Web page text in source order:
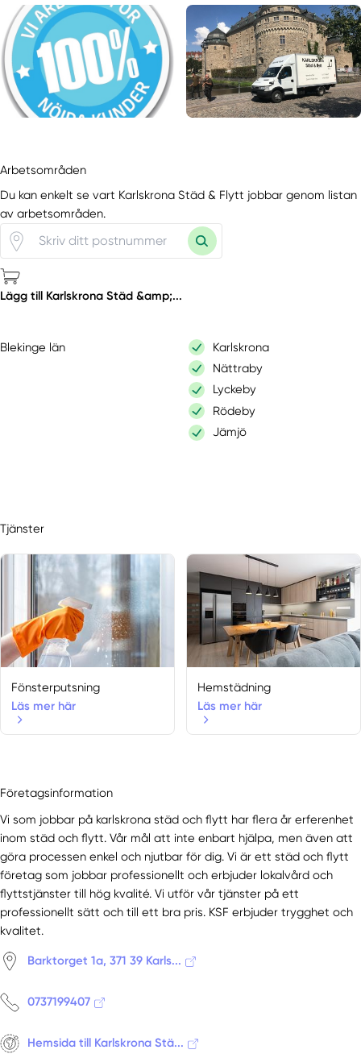
Arbetsområden
Du kan enkelt se vart Karlskrona Städ & Flytt jobbar genom listan
av arbetsområden.
Lägg till Karlskrona Städ &amp;...
Blekinge län
Karlskrona
Nättraby
Lyckeby
Rödeby
Jämjö
Tjänster
Fönsterputsning
Läs mer här
Hemstädning
Läs mer här
Företagsinformation
Vi som jobbar på karlskrona städ och flytt har flera år erferenhet
inom städ och flytt. Vår mål att inte enbart hjälpa, men även att
göra processen enkel och njutbar för dig. Vi är ett städ och flytt
företag som jobbar professionellt och erbjuder lokalvård och
flyttstjänster till hög kvalité. Vi utför vår tjänster på ett
professionellt sätt och till ett bra pris. KSF erbjuder trygghet och
kvalitet.
Barktorget 1a, 371 39 Karls...
0737199407
Hemsida till Karlskrona Stä...